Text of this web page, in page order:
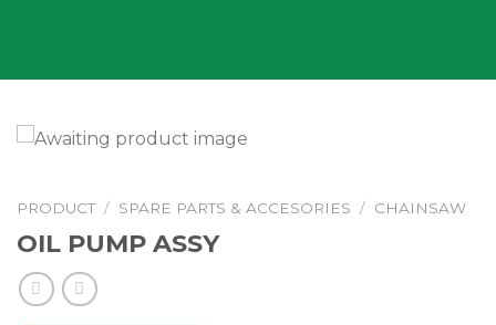
PRODUCT / SPARE PARTS & ACCESORIES / CHAINSAW
OIL PUMP ASSY